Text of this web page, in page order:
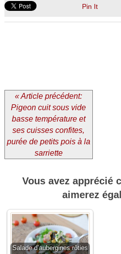
Pin It
« Article précédent:
Pigeon cuit sous vide
basse température et
ses cuisses confites,
purée de petits pois à la
sarriette
Vous avez apprécié
aimerez
Salade d’aubergines rôties